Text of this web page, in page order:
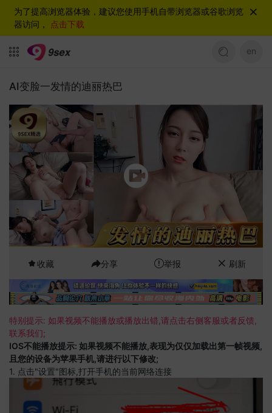
为了提高浏览器体验，建议您使用手机自带浏览器或谷歌浏览
器访问， 点击下载
en
AI变脸一发情的迪丽热巴
收藏 分享 举报 刷新
特别提示: 如果视频不能播放或播放出错,请点击右侧客服或者反馈,
联系我们;
IOS不能播放提示: 如果视频不能播放,表现为仅仅加载出第一帧视频,
且您的设备为苹果手机,请进行以下修改;
1. 点击"设置"图标,打开手机的当前网络连接